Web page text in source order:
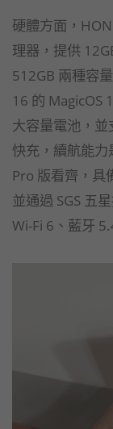
硬體方面，
理器，提供
512GB 兩種容
16 的 MagicOS
大容量電池，
快充，續航能
Pro 版看齊，具
並通過 SGS 五
Wi-Fi 6、藍牙